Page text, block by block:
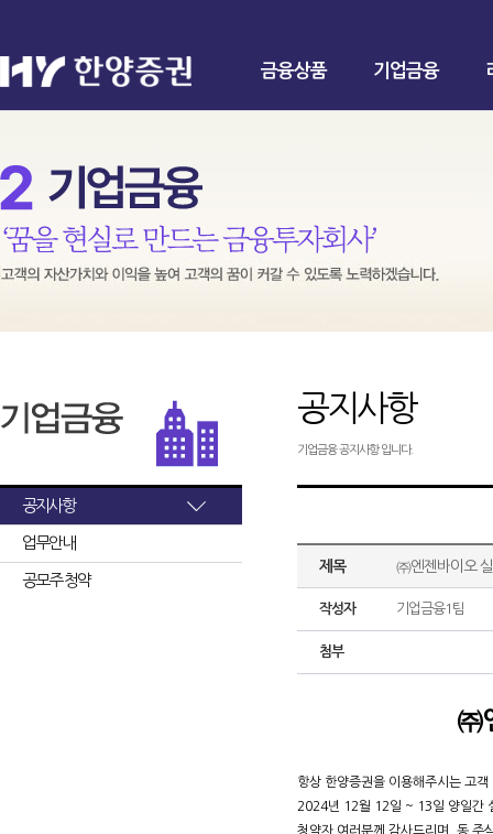
금융상품 기업금융
공지사항
업무안내
공모주 청약
공지사항
기업금융 공지사항 입니다.
제목 ㈜엔젠바이오
작성자 기업금융1팀
첨부
㈜
항상 한양증권을 이용해주시는 고
2024년 12월 12일 ~ 13일 양일간
청약자 여러분께 감사드리며, 동 주